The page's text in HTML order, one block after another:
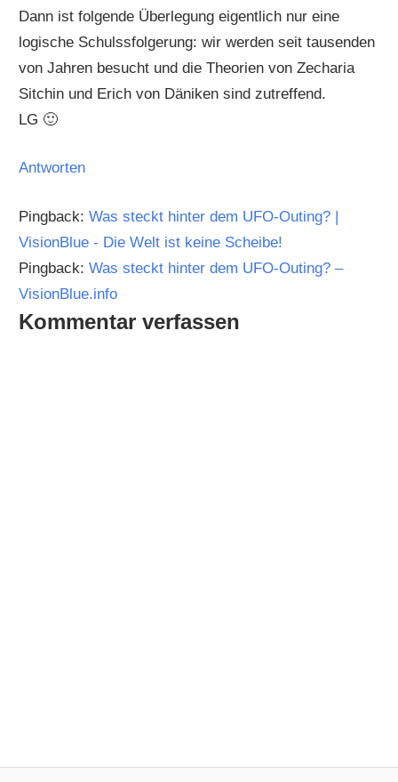
Dann ist folgende Überlegung eigentlich nur eine
logische Schulssfolgerung: wir werden seit tausenden
von Jahren besucht und die Theorien von Zecharia
Sitchin und Erich von Däniken sind zutreffend.
LG 🙂
Antworten
Pingback:Was steckt hinter dem UFO-Outing? |
VisionBlue - Die Welt ist keine Scheibe!
Pingback:Was steckt hinter dem UFO-Outing? –
VisionBlue.info
Kommentar verfassen